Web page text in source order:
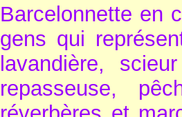
Barcelonnette en
gens qui
lavandière,
repasseuse,